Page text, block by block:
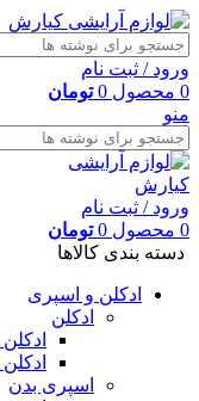
ورود / ثبت نام
0 محصول 0 تومان
منو
ورود / ثبت نام
0 محصول 0 تومان
دسته بندی کالاها
ادکلن و اسپری
ادکلن
ادکلن
اسپری بدن